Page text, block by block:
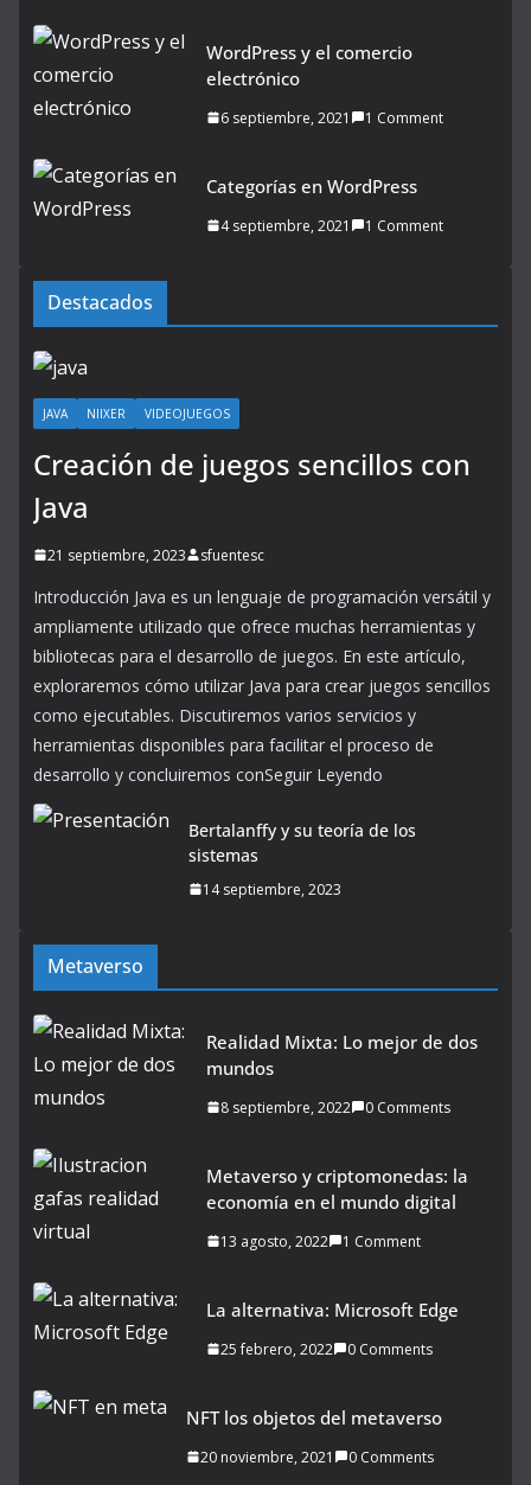
WordPress y el comercio
electrónico
6 septiembre, 2021 1 Comment
Categorías en WordPress
4 septiembre, 2021 1 Comment
Destacados
JAVA NIIXER VIDEOJUEGOS
Creación de juegos sencillos con
Java
21 septiembre, 2023 sfuentesc
Introducción Java es un lenguaje de programación versátil y
ampliamente utilizado que ofrece muchas herramientas y
bibliotecas para el desarrollo de juegos. En este artículo,
exploraremos cómo utilizar Java para crear juegos sencillos
como ejecutables. Discutiremos varios servicios y
herramientas disponibles para facilitar el proceso de
desarrollo y concluiremos conSeguir Leyendo
Bertalanffy y su teoría de los
sistemas
14 septiembre, 2023
Metaverso
Realidad Mixta: Lo mejor de dos
mundos
8 septiembre, 2022 0 Comments
Metaverso y criptomonedas: la
economía en el mundo digital
13 agosto, 2022 1 Comment
La alternativa: Microsoft Edge
25 febrero, 2022 0 Comments
NFT los objetos del metaverso
20 noviembre, 2021 0 Comments